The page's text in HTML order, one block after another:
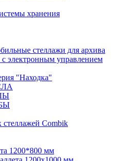
хранения
стеллажи для архива
электронным управлением
"Находка"
Combik
1200*800 мм